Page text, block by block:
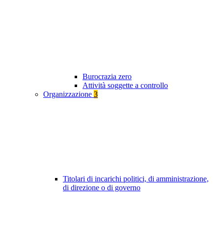
Burocrazia zero
Attività soggette a controllo
Organizzazione 3
Titolari di incarichi politici, di amministrazione,
di direzione o di governo